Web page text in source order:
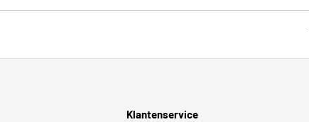
Klantenservice